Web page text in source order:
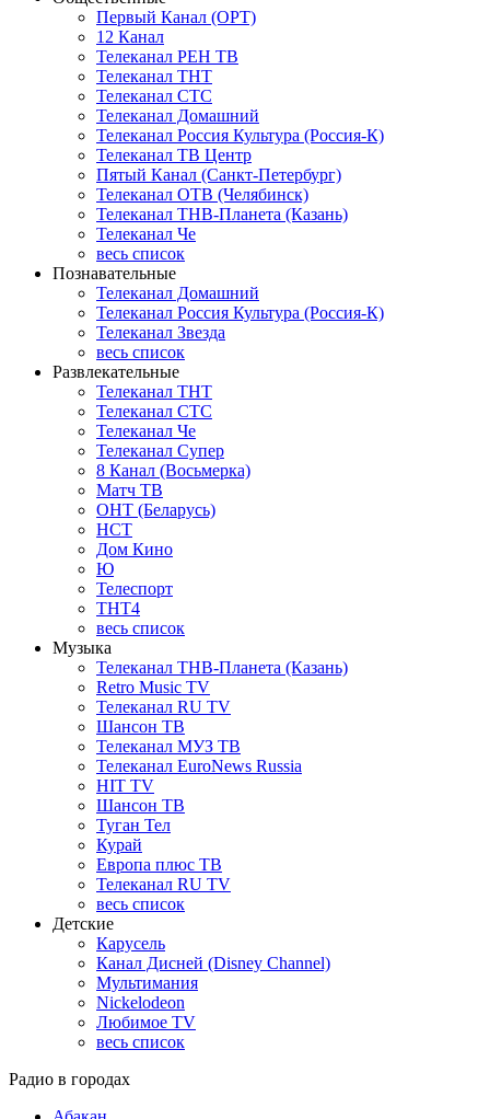
Первый Канал (ОРТ)
12 Канал
Телеканал РЕН ТВ
Телеканал ТНТ
Телеканал СТС
Телеканал Домашний
Телеканал Россия Культура (Россия-К)
Телеканал ТВ Центр
Пятый Канал (Санкт-Петербург)
Телеканал ОТВ (Челябинск)
Телеканал ТНВ-Планета (Казань)
Телеканал Че
весь список
Познавательные
Телеканал Домашний
Телеканал Россия Культура (Россия-К)
Телеканал Звезда
весь список
Развлекательные
Телеканал ТНТ
Телеканал СТС
Телеканал Че
Телеканал Супер
8 Канал (Восьмерка)
Матч ТВ
ОНТ (Беларусь)
НСТ
Дом Кино
Ю
Телеспорт
ТНТ4
весь список
Музыка
Телеканал ТНВ-Планета (Казань)
Retro Music TV
Телеканал RU TV
Шансон ТВ
Телеканал МУЗ ТВ
Телеканал EuroNews Russia
HIT TV
Шансон ТВ
Туган Тел
Курай
Европа плюс ТВ
Телеканал RU TV
весь список
Детские
Карусель
Канал Дисней (Disney Channel)
Мультимания
Nickelodeon
Любимое TV
весь список
Радио в городах